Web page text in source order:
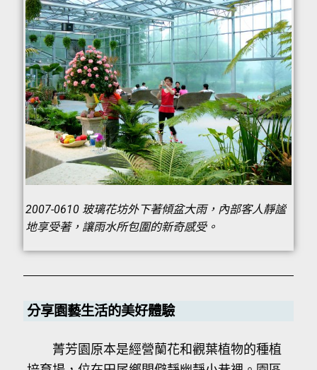
2007-0610 玻璃花坊外下著傾盆大雨，內部客人靜謐
地享受著，讓雨水所包圍的新奇感受。
分享園藝生活的美好體驗
菁芳園原本是經營蘭花和觀葉植物的種植